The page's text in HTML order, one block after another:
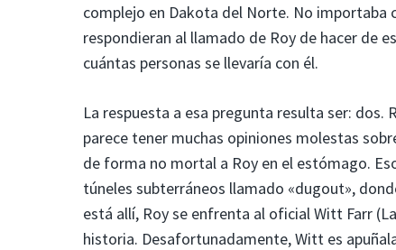
complejo en Dakota del Norte. No
respondieran al llamado de Roy de hacer de
cuántas personas se llevaría con él.
La respuesta a esa pregunta resulta ser:
parece tener muchas opiniones molestas
de forma no mortal a Roy en el estómago.
túneles subterráneos llamado «dugout»,
está allí, Roy se enfrenta al oficial Witt Farr
historia. Desafortunadamente, Witt es